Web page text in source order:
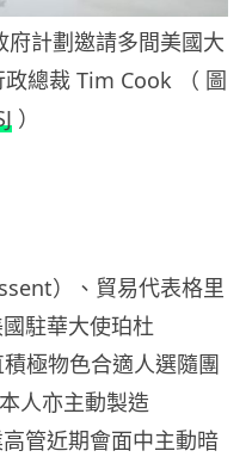
計劃邀請多間美國大
總裁 Tim Cook （ 圖
）
）、貿易代表格里
駐華大使珀杜
極物色合適人選隨團
人亦主動製造
高管近期會面中主動暗